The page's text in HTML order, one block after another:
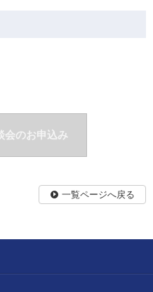
会のお申込み
一覧ページへ戻る